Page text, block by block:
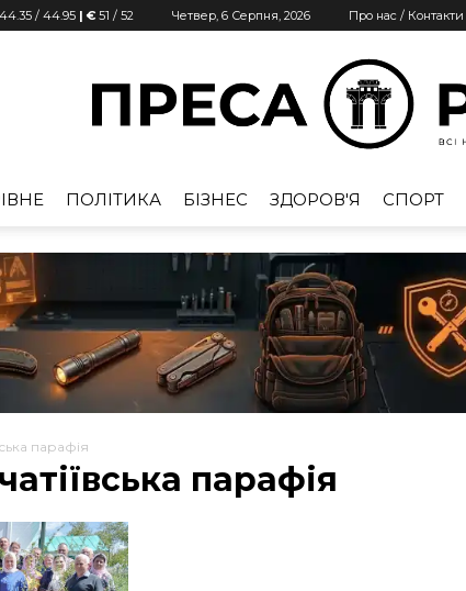
44.35 / 44.95 | € 51 / 52 Четвер, 6 Серпня, 2026 Про нас / Контакти
Рівне
ПОЛІТИКА БІЗНЕС ЗДОРОВ'Я СПОРТ
парафія
парафія